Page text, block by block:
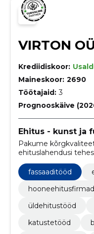
VIRTON
Krediidiskoor:
Maineskoor: 2690
Töötajaid: 3
Prognooskäive
Ehitus - kunst ja
Pakume
ehituslahendusi
soove arvestades!
fassaaditööd
hooneehitusfirmad
üldehitustööd
katustetööd